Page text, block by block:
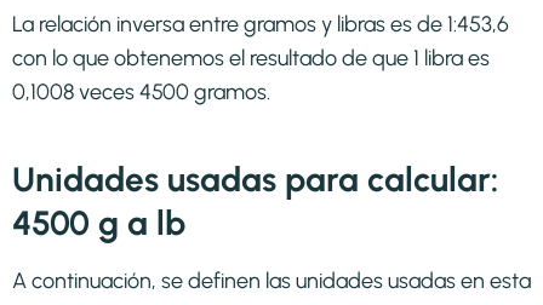
La relación inversa entre gramos y libras es de 1:453,6
con lo que obtenemos el resultado de que 1 libra es
0,1008 veces 4500 gramos.
Unidades usadas para calcular:
4500 g a lb
A continuación, se definen las unidades usadas en esta